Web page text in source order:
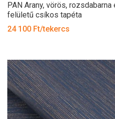
PAN Arany, vörös,
felületű csíkos tapéta
24 100 Ft/tekercs